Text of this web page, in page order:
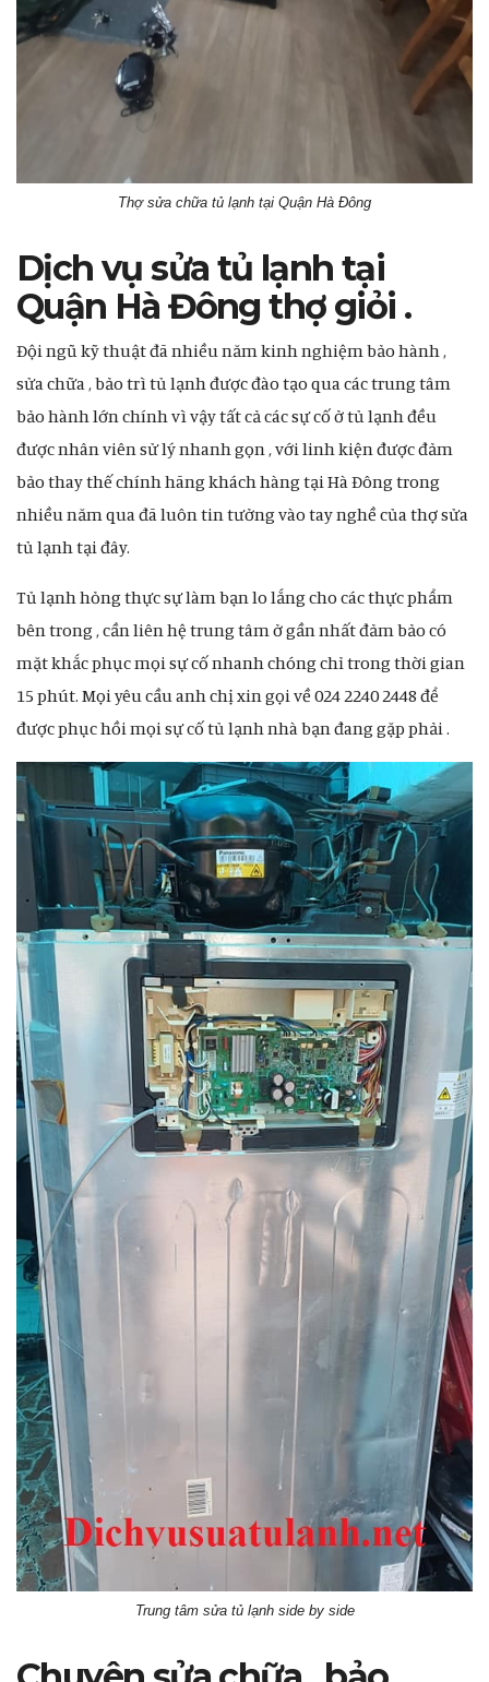
Thợ sửa chữa tủ lạnh tại Quận Hà Đông
Dịch vụ sửa tủ lạnh tại
Quận Hà Đông thợ giỏi .
Đội ngũ kỹ thuật đã nhiều năm kinh nghiệm bảo hành ,
sửa chữa , bảo trì tủ lạnh được đào tạo qua các trung tâm
bảo hành lớn chính vì vậy tất cả các sự cố ở tủ lạnh đều
được nhân viên sử lý nhanh gọn , với linh kiện được đảm
bảo thay thế chính hãng khách hàng tại Hà Đông trong
nhiều năm qua đã luôn tin tưởng vào tay nghề của thợ sửa
tủ lạnh tại đây.
Tủ lạnh hỏng thực sự làm bạn lo lắng cho các thực phẩm
bên trong , cần liên hệ trung tâm ở gần nhất đảm bảo có
mặt khắc phục mọi sự cố nhanh chóng chỉ trong thời gian
15 phút. Mọi yêu cầu anh chị xin gọi về 024 2240 2448 để
được phục hồi mọi sự cố tủ lạnh nhà bạn đang gặp phải .
Trung tâm sửa tủ lạnh side by side